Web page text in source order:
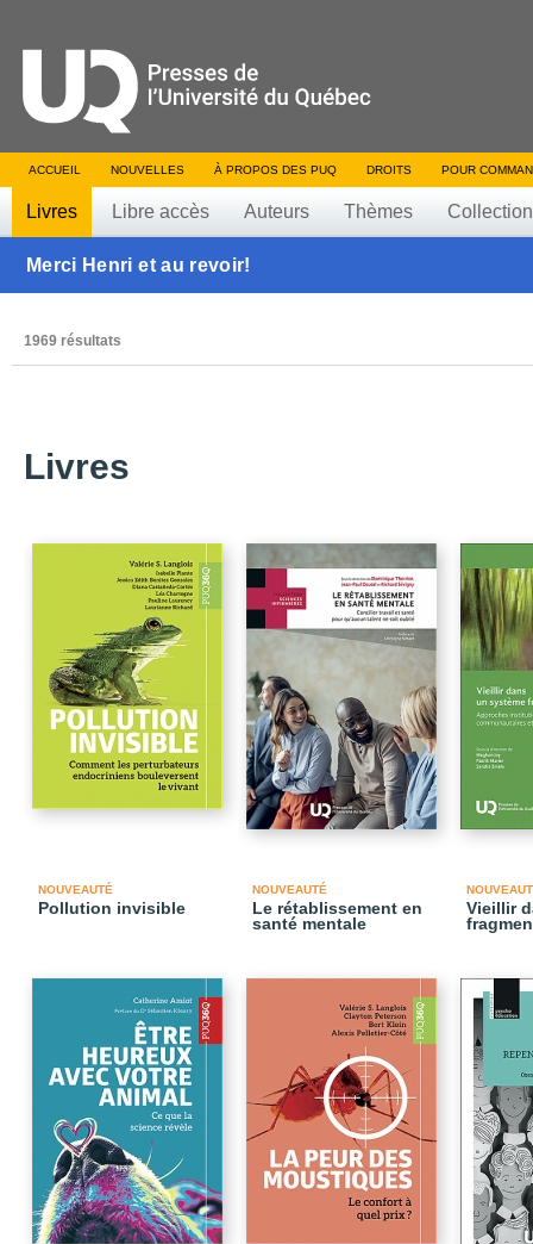
ACCUEIL NOUVELLES À PROPOS DES PUQ DROITS POUR
Livres Libre accès Auteurs Thèmes
Merci Henri et au revoir!
1969 résultats
Livres
NOUVEAUTÉ
Pollution invisible
NOUVEAUTÉ
Le rétablissement en
santé mentale
Vieillir